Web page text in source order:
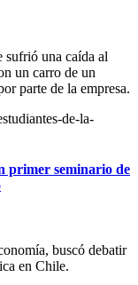
sufrió una caída al
un carro de un
parte de la empresa.
primer seminario de
buscó debatir
en Chile.